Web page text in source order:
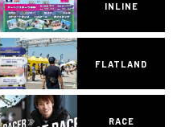
INLINE
FLATLAND
RACE